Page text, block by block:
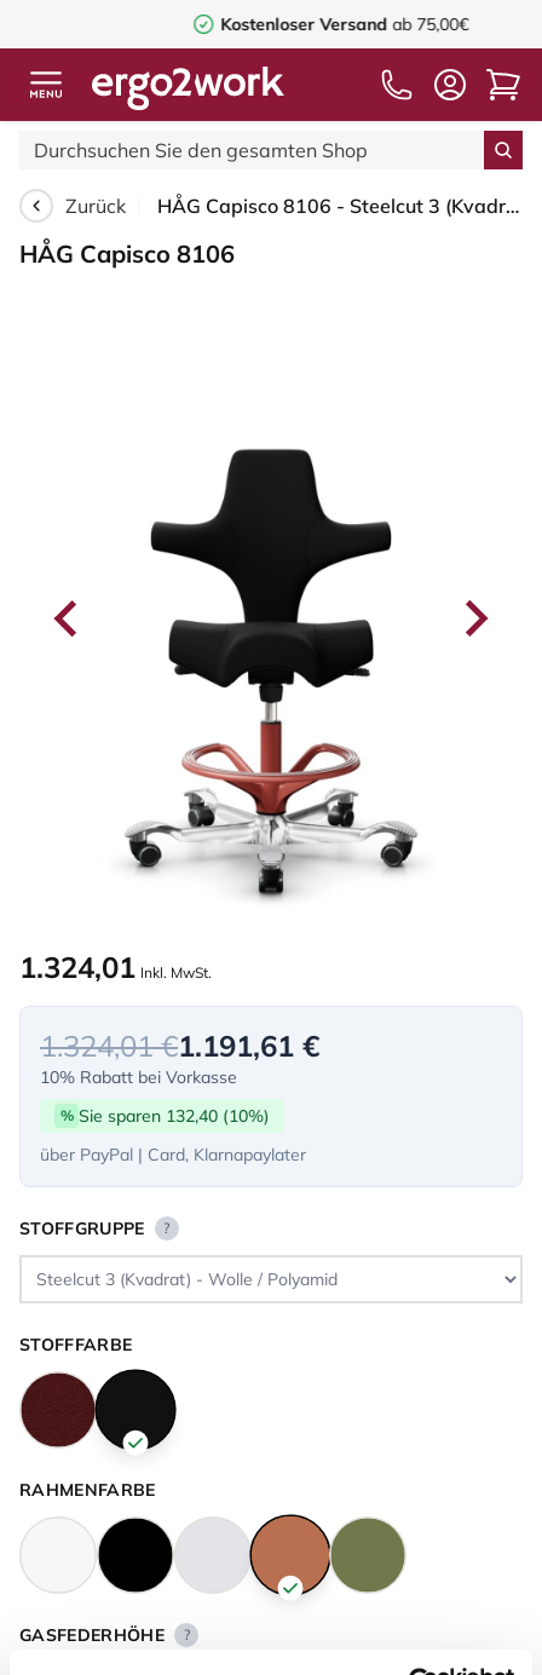
Kostenloser Versandab 75,00€
Zurück HÅG Capisco 8106 - Steelcut 3 (Kvadrat) - Wolle / Polyamid - STT190 - Black - Blush Rose - 200 mm (Sitzhöhe 46-64cm) - Weiche Rollen für harte Böden
HÅG Capisco 8106
1.324,01 Inkl. MwSt.
1.324,01 €1.191,61 €
10% Rabatt bei Vorkasse
% Sie sparen 132,40 (10%)
über PayPal | Card, Klarnapaylater
STOFFGRUPPE ?
STOFFFARBE
RAHMENFARBE
GASFEDERHÖHE ?